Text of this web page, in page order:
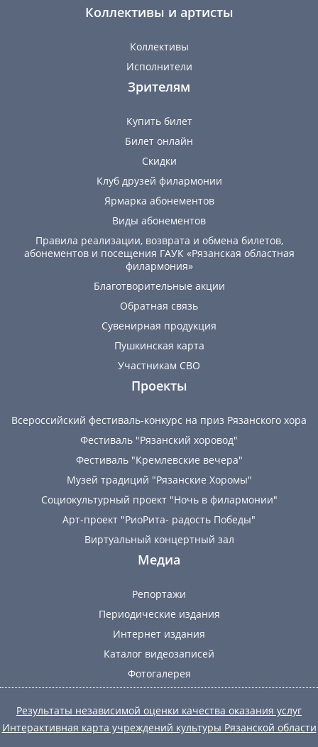
Коллективы и артисты
Коллективы
Исполнители
Зрителям
Купить билет
Билет онлайн
Скидки
Клуб друзей филармонии
Ярмарка абонементов
Виды абонементов
Правила реализации, возврата и обмена билетов,
абонементов и посещения ГАУК «Рязанская областная
филармония»
Благотворительные акции
Обратная связь
Сувенирная продукция
Пушкинская карта
Участникам СВО
Проекты
Всероссийский фестиваль-конкурс на приз Рязанского хора
Фестиваль "Рязанский хоровод"
Фестиваль "Кремлевские вечера"
Музей традиций "Рязанские Хоромы"
Социокультурный проект "Ночь в филармонии"
Арт-проект "РиоРита- радость Победы"
Виртуальный концертный зал
Медиа
Репортажи
Периодические издания
Интернет издания
Каталог видеозаписей
Фотогалерея
Результаты независимой оценки качества оказания услуг
Интерактивная карта учреждений культуры Рязанской области